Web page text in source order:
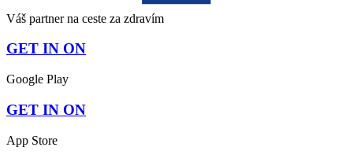
Váš partner na ceste za zdravím
GET IN ON
Google Play
GET IN ON
App Store